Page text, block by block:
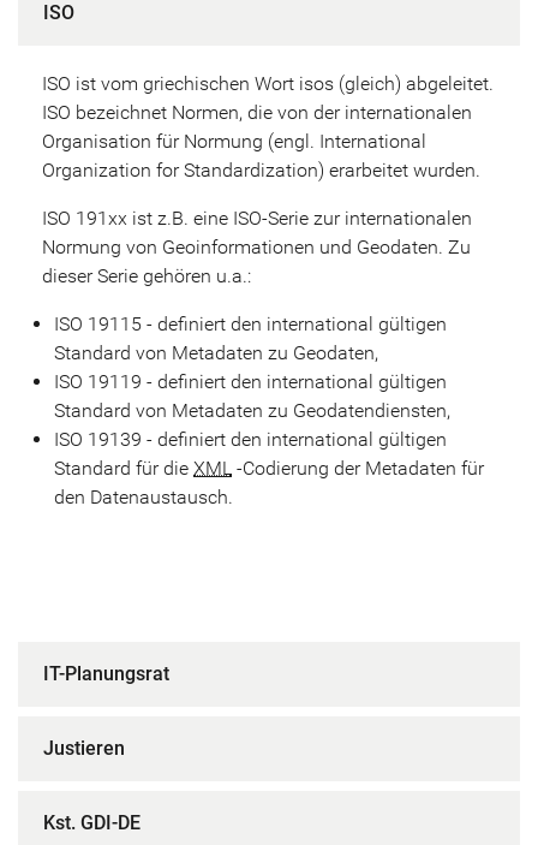
ISO
ISO ist vom griechischen Wort isos (gleich) abgeleitet.
ISO bezeichnet Normen, die von der internationalen
Organisation für Normung (engl. International
Organization for Standardization) erarbeitet wurden.
ISO 191xx ist z.B. eine ISO-Serie zur internationalen
Normung von Geoinformationen und Geodaten. Zu
dieser Serie gehören u.a.:
ISO 19115 - definiert den international gültigen
Standard von Metadaten zu Geodaten,
ISO 19119 - definiert den international gültigen
Standard von Metadaten zu Geodatendiensten,
ISO 19139 - definiert den international gültigen
Standard für die XML -Codierung der Metadaten für
den Datenaustausch.
IT-Planungsrat
Justieren
Kst. GDI-DE